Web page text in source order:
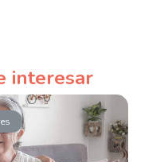
interesar